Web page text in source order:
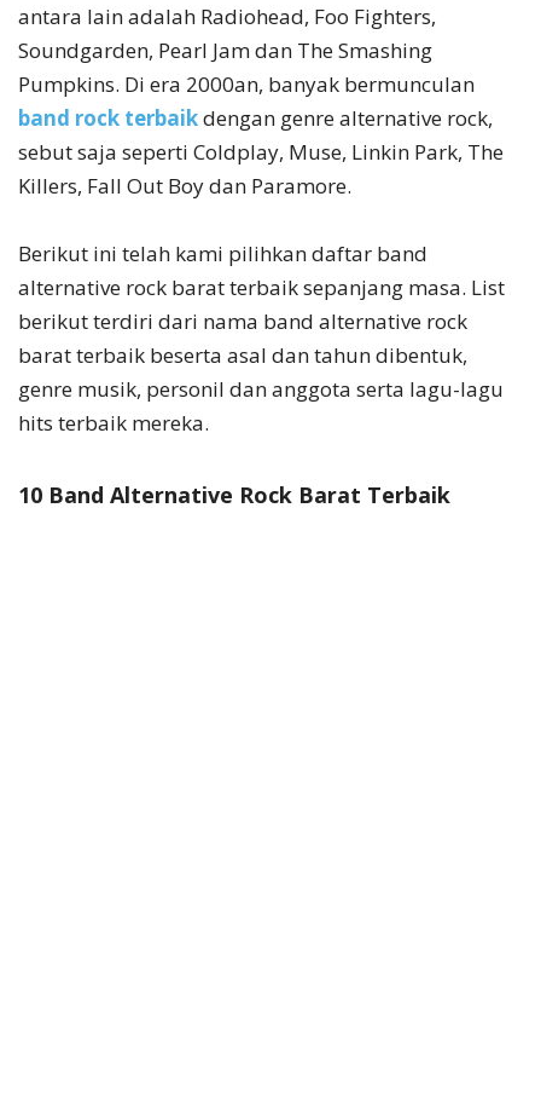
antara lain adalah Radiohead, Foo Fighters,
Soundgarden, Pearl Jam dan The Smashing
Pumpkins. Di era 2000an, banyak bermunculan
band rock terbaikdengan genre alternative rock,
sebut saja seperti Coldplay, Muse, Linkin Park, The
Killers, Fall Out Boy dan Paramore.
Berikut ini telah kami pilihkan daftar band
alternative rock barat terbaik sepanjang masa. List
berikut terdiri dari nama band alternative rock
barat terbaik beserta asal dan tahun dibentuk,
genre musik, personil dan anggota serta lagu-lagu
hits terbaik mereka.
10 Band Alternative Rock Barat Terbaik